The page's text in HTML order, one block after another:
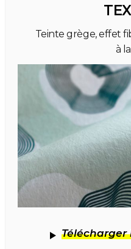
Teinte grège, effet
à
Télécharger